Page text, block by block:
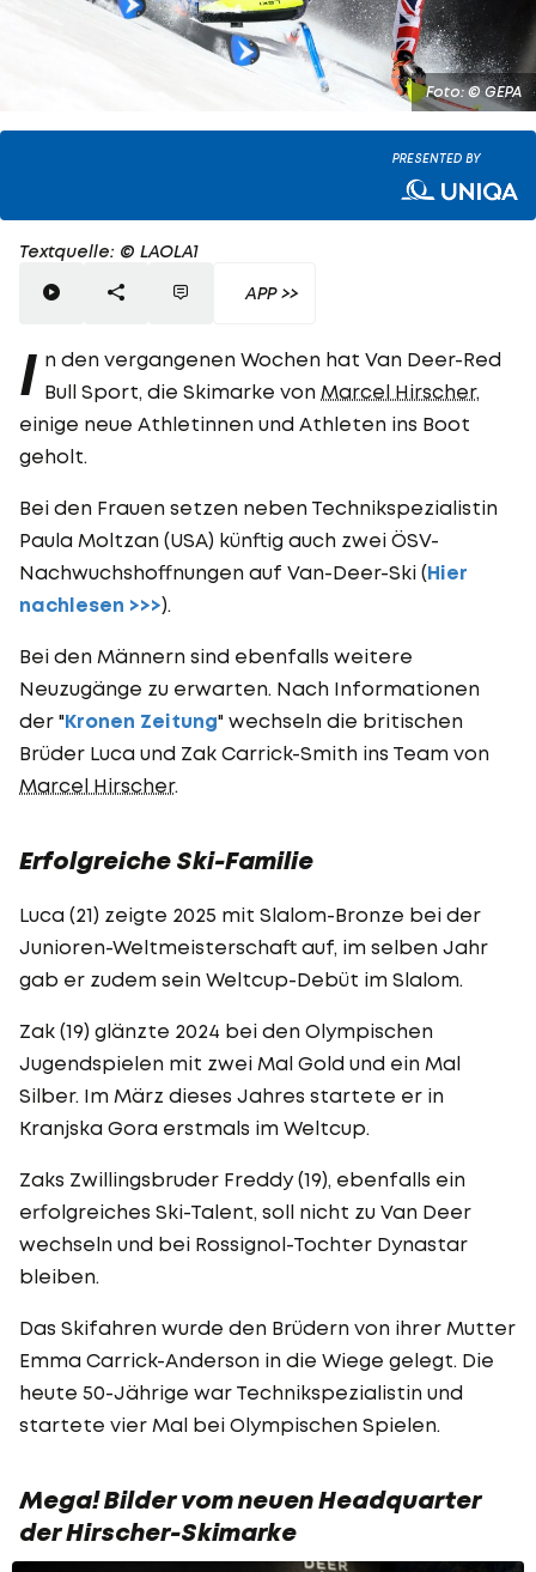
Foto: © GEPA
PRESENTED BY
Textquelle: © LAOLA1
APP >>
I n den vergangenen Wochen hat Van Deer-Red
Bull Sport, die Skimarke von Marcel Hirscher,
einige neue Athletinnen und Athleten ins Boot
geholt.
Bei den Frauen setzen neben Technikspezialistin
Paula Moltzan (USA) künftig auch zwei ÖSV-
Nachwuchshoffnungen auf Van-Deer-Ski (Hier
nachlesen >>>).
Bei den Männern sind ebenfalls weitere
Neuzugänge zu erwarten. Nach Informationen
der "Kronen Zeitung" wechseln die britischen
Brüder Luca und Zak Carrick-Smith ins Team von
Marcel Hirscher.
Erfolgreiche Ski-Familie
Luca (21) zeigte 2025 mit Slalom-Bronze bei der
Junioren-Weltmeisterschaft auf, im selben Jahr
gab er zudem sein Weltcup-Debüt im Slalom.
Zak (19) glänzte 2024 bei den Olympischen
Jugendspielen mit zwei Mal Gold und ein Mal
Silber. Im März dieses Jahres startete er in
Kranjska Gora erstmals im Weltcup.
Zaks Zwillingsbruder Freddy (19), ebenfalls ein
erfolgreiches Ski-Talent, soll nicht zu Van Deer
wechseln und bei Rossignol-Tochter Dynastar
bleiben.
Das Skifahren wurde den Brüdern von ihrer Mutter
Emma Carrick-Anderson in die Wiege gelegt. Die
heute 50-Jährige war Technikspezialistin und
startete vier Mal bei Olympischen Spielen.
Mega! Bilder vom neuen Headquarter
der Hirscher-Skimarke